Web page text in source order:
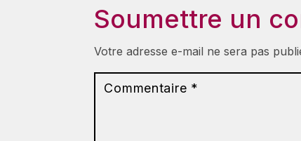
Soumettre un
Votre adresse e-mail ne sera pas